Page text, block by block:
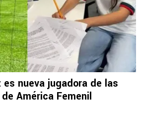
es nueva jugadora de las
América Femenil